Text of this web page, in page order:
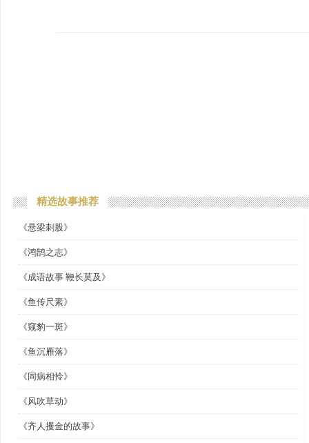
精选故事推荐
《悬梁刺股》
《鸿鹄之志》
《成语故事 鞭长莫及》
《鱼传尺素》
《窥豹一斑》
《鱼沉雁落》
《同病相怜》
《风吹草动》
《齐人攫金的故事》